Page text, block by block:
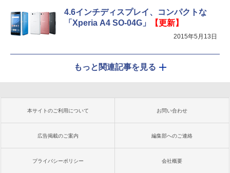
4.6インチディスプレイ、コンパクトな
「Xperia A4 SO-04G」
【更新】
2015年5月13日
もっと関連記事を見る
本サイトのご利用について お問い合わせ
広告掲載のご案内 編集部へのご連絡
プライバシーポリシー 会社概要